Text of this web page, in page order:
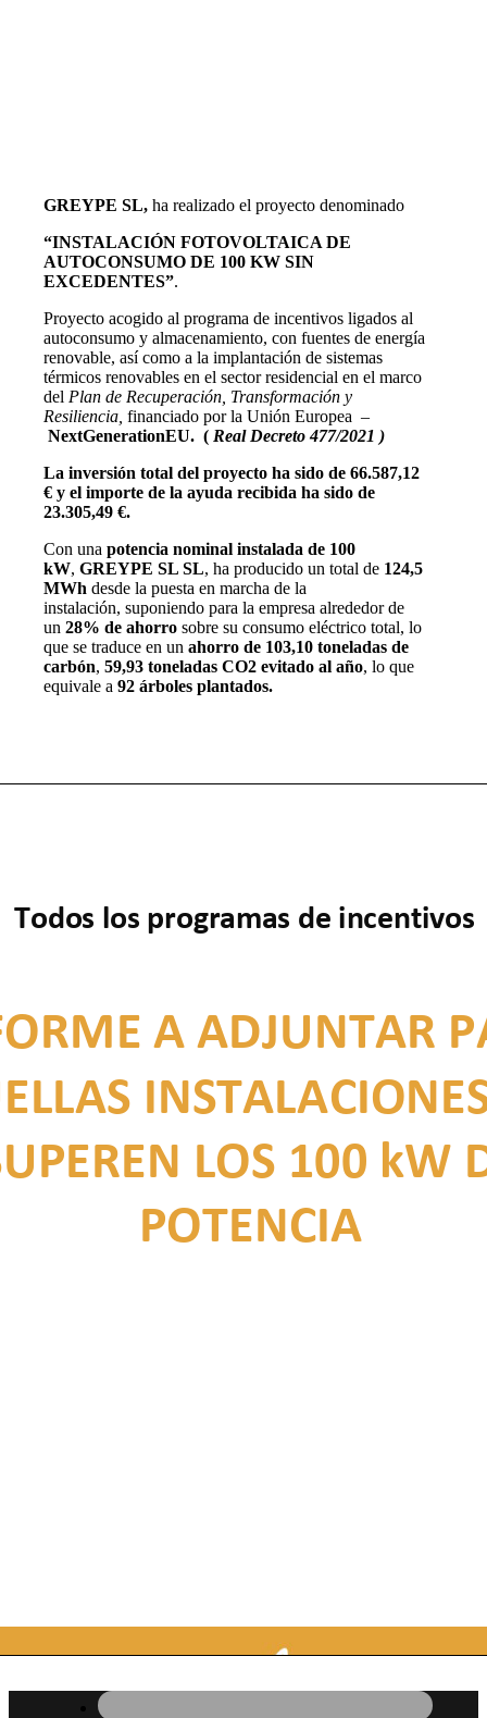
GREYPE SL, ha realizado el proyecto denominado
“INSTALACIÓN FOTOVOLTAICA DE
AUTOCONSUMO DE 100 KW SIN
EXCEDENTES”.
Proyecto acogido al programa de incentivos ligados al
autoconsumo y almacenamiento, con fuentes de energía
renovable, así como a la implantación de sistemas
térmicos renovables en el sector residencial en el marco
del Plan de Recuperación, Transformación y
Resiliencia, financiado por la Unión Europea –
NextGenerationEU. ( Real Decreto 477/2021 )
La inversión total del proyecto ha sido de 66.587,12
€ y el importe de la ayuda recibida ha sido de
23.305,49 €.
Con una potencia nominal instalada de 100
kW, GREYPE SL SL, ha producido un total de 124,5
MWh desde la puesta en marcha de la
instalación, suponiendo para la empresa alrededor de
un 28% de ahorro sobre su consumo eléctrico total, lo
que se traduce en un ahorro de 103,10 toneladas de
carbón, 59,93 toneladas CO2 evitado al año, lo que
equivale a 92 árboles plantados.